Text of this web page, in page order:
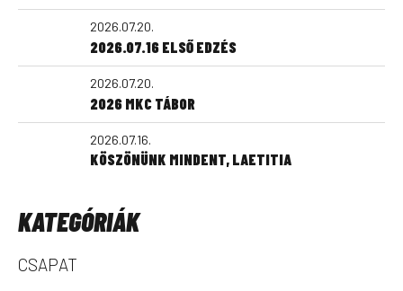
2026.07.20.
2026.07.16 ELSŐ EDZÉS
2026.07.20.
2026 MKC TÁBOR
2026.07.16.
KÖSZÖNÜNK MINDENT, LAETITIA
KATEGÓRIÁK
CSAPAT